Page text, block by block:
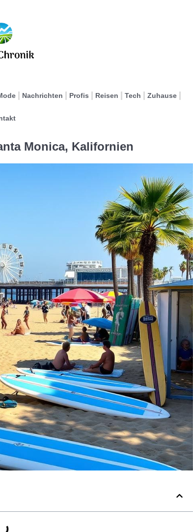
Nachrichten Profis Reisen Tech Zuhause
Monica, Kalifornien